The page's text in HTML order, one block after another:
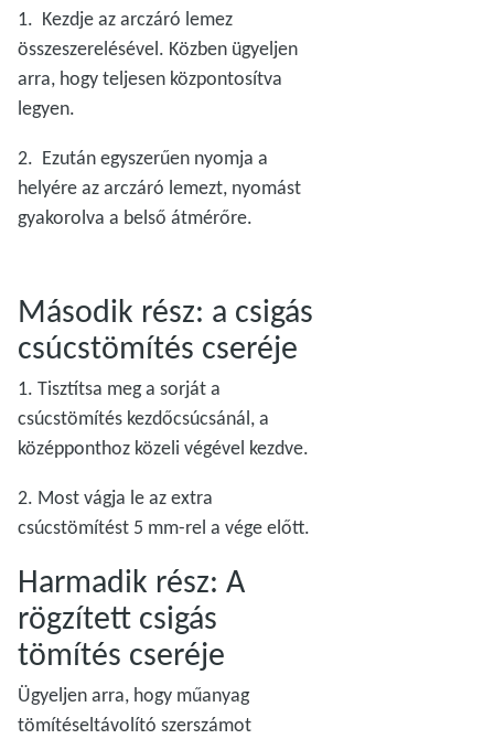
1. Kezdje az arczáró lemez
összeszerelésével. Közben ügyeljen
arra, hogy teljesen központosítva
legyen.
2. Ezután egyszerűen nyomja a
helyére az arczáró lemezt, nyomást
gyakorolva a belső átmérőre.
Második rész: a csigás
csúcstömítés cseréje
1. Tisztítsa meg a sorját a
csúcstömítés kezdőcsúcsánál, a
középponthoz közeli végével kezdve.
2. Most vágja le az extra
csúcstömítést 5 mm-rel a vége előtt.
Harmadik rész: A
rögzített csigás
tömítés cseréje
Ügyeljen arra, hogy műanyag
tömítéseltávolító szerszámot